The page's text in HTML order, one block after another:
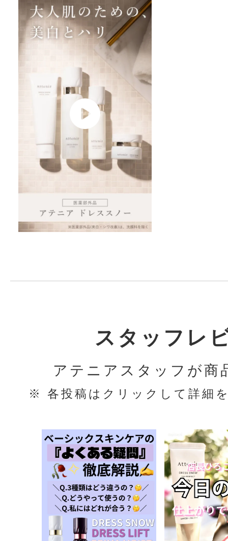
スタッフレ
アテニアスタッフが商
※ 各投稿はクリックして詳細